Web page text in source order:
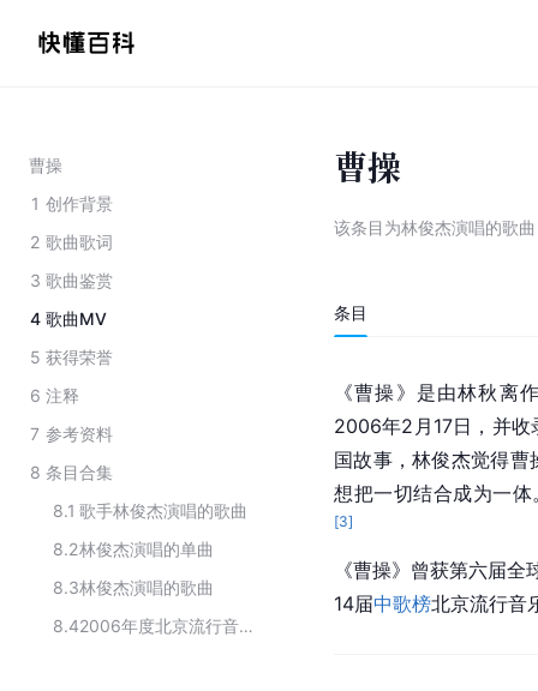
曹操
1 创作背景
2 歌曲歌词
3 歌曲鉴赏
4 歌曲MV
5 获得荣誉
6 注释
7 参考资料
8 条目合集
8.1 歌手林俊杰演唱的歌曲
8.2林俊杰演唱的单曲
8.3林俊杰演唱的歌曲
8.4
2006年度北京流行音乐典礼年度金曲获奖作品
曹操
该条目为林俊杰演唱的歌曲
条目
《曹操》是由林秋离
2006年2月17日，并收
国故事，林俊杰觉得
想把一切结合成为一
[3]
《曹操》曾获第六届
14届中歌榜北京流行音